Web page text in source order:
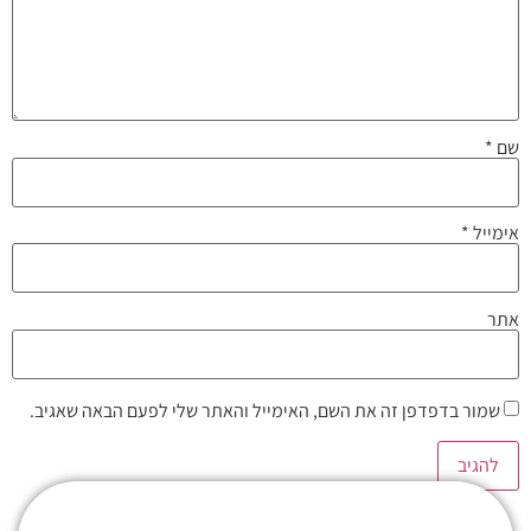
שם *
אימייל*
אתר
שמור בדפדפן זה את השם, האימייל והאתר שלי לפעם הבאה שאגיב.